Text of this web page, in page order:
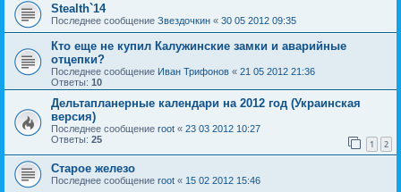
Stealth`14
Последнее сообщение Звездочкин « 30 05 2012 09:35
Кто еще не купил Калужинские замки и аварийные
отцепки?
Последнее сообщение Иван Трифонов « 21 05 2012 21:36
Ответы: 10
Дельтапланерные календари на 2012 год (Украинская
версия)
Последнее сообщение root « 23 03 2012 10:27
Ответы: 25 1 2
Старое железо
Последнее сообщение root « 15 02 2012 15:46